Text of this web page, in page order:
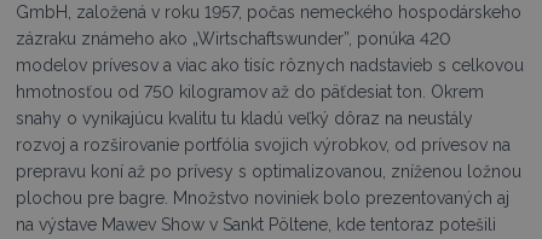
GmbH, založená v roku 1957, počas nemeckého hospodárskeho
zázraku známeho ako „Wirtschaftswunder”, ponúka 420
modelov prívesov a viac ako tisíc rôznych nadstavieb s celkovou
hmotnosťou od 750 kilogramov až do päťdesiat ton. Okrem
snahy o vynikajúcu kvalitu tu kladú veľký dôraz na neustály
rozvoj a rozširovanie portfólia svojich výrobkov, od prívesov na
prepravu koní až po prívesy s optimalizovanou, zníženou ložnou
plochou pre bagre. Množstvo noviniek bolo prezentovaných aj
na výstave Mawev Show v Sankt Pöltene, kde tentoraz potešili